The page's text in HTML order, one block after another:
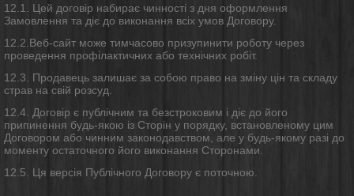
12.1. Цей договір набирає чинності з дня оформлення
Замовлення та діє до виконання всіх умов Договору.
12.2.Веб-сайт може тимчасово призупинити роботу через
проведення профілактичних або технічних робіт.
12.3. Продавець залишає за собою право на зміну цін та складу
страв на свій розсуд.
12.4. Договір є публічним та безстроковим і діє до його
припинення будь-якою із Сторін у порядку, встановленому цим
Договором або чинним законодавством, але у будь-якому разі до
моменту остаточного його виконання Сторонами.
12.5. Ця версія Публічного Договору є поточною.